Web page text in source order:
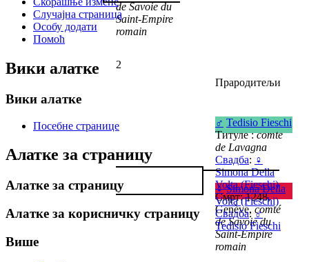
de Savoie du
Saint-Empire
romain
2
Прародитељи
♂ Tedisio Fieschi
Титуле :comte
de Lavagna
Свадба: ♀
Simona Della
Volta (Fieschi)
Смрт: 1248,
Genève,comté
de Savoie du
Saint-Empire
romain
♀ Simona Della
Volta (Fieschi)
Свадба: ♂
Tedisio Fieschi
Случајна страница
Особу додати
Помоћ
Вики алатке
Вики алатке
Посебне странице
Алатке за страницу
Алатке за страницу
Алатке за корисничку страницу
Више